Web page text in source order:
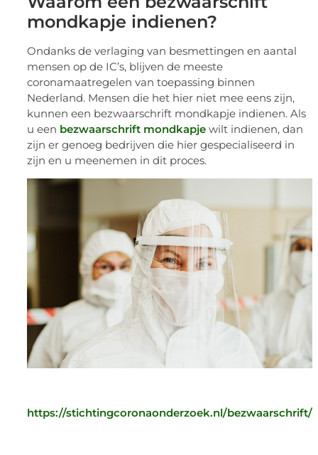
anders met griep niet beter beschermd zijn tegen
infectie dan zonder mondkapje.
Waarom een bezwaarschift
mondkapje indienen?
Ondanks de verlaging van besmettingen en aantal
mensen op de IC’s, blijven de meeste
coronamaatregelen van toepassing binnen
Nederland. Mensen die het hier niet mee eens zijn,
kunnen een bezwaarschrift mondkapje indienen. Als
u eenbezwaarschrift mondkapjewilt indienen, dan
zijn en u meenemen in dit proces.